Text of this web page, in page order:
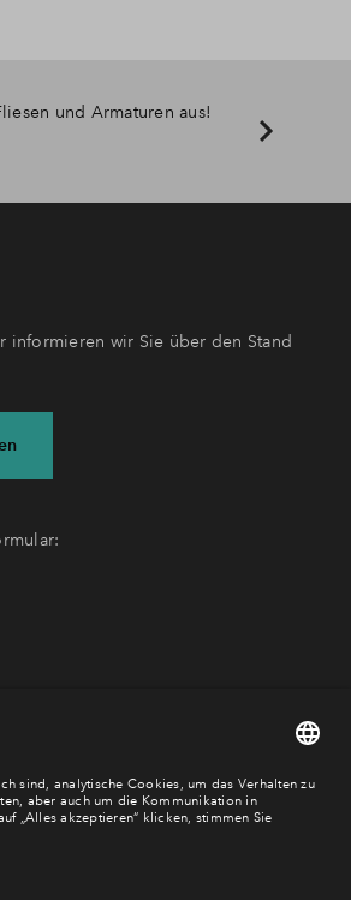
und Armaturen aus!
informieren wir Sie über den Stand